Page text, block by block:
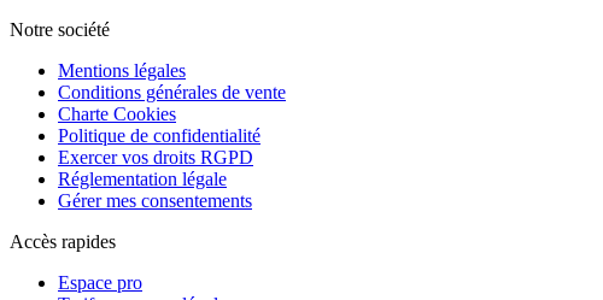
Notre société
Mentions légales
Conditions générales de vente
Charte Cookies
Politique de confidentialité
Exercer vos droits RGPD
Réglementation légale
Gérer mes consentements
Accès rapides
Espace pro